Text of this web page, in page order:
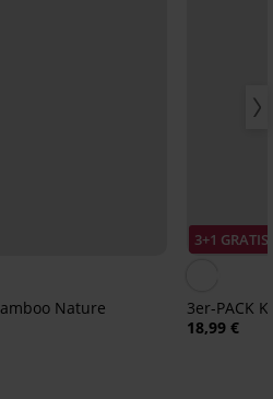
Nature
3+1 GRATIS
3er-PACK
18,99 €